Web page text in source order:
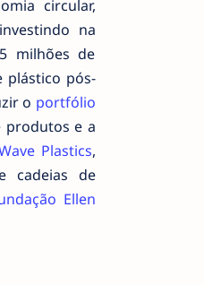
circular,
na
milhões de
plástico pós-
o portfólio
produtos e a
Plastics,
cadeias de
Ellen